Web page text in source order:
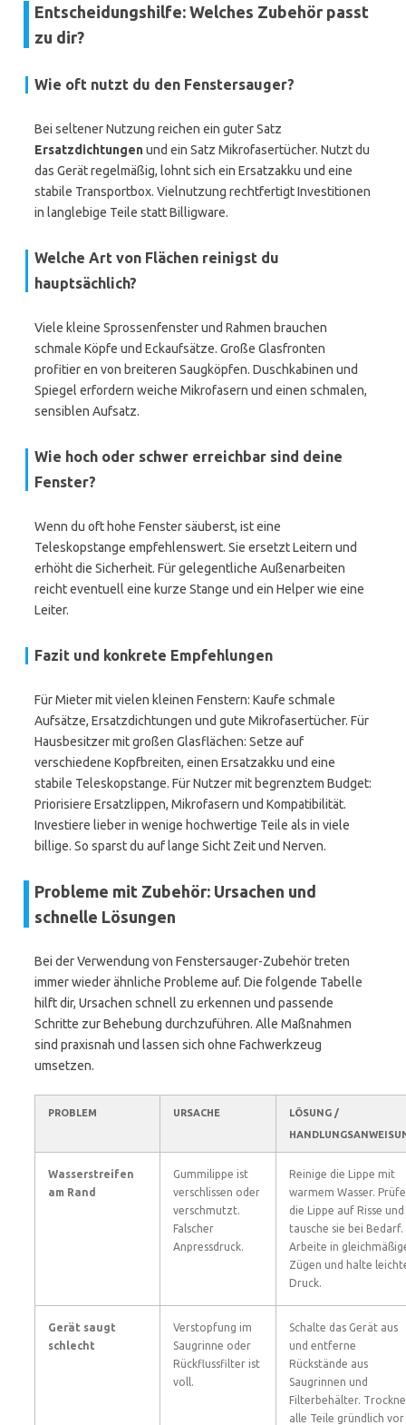
Entscheidungshilfe: Welches Zubehör passt
zu dir?
Wie oft nutzt du den Fenstersauger?
Bei seltener Nutzung reichen ein guter Satz
Ersatzdichtungenund ein Satz Mikrofasertücher. Nutzt du
das Gerät regelmäßig, lohnt sich ein Ersatzakku und eine
stabile Transportbox. Vielnutzung rechtfertigt Investitionen
in langlebige Teile statt Billigware.
Welche Art von Flächen reinigst du
hauptsächlich?
Viele kleine Sprossenfenster und Rahmen brauchen
schmale Köpfe und Eckaufsätze. Große Glasfronten
profitier en von breiteren Saugköpfen. Duschkabinen und
Spiegel erfordern weiche Mikrofasern und einen schmalen,
sensiblen Aufsatz.
Wie hoch oder schwer erreichbar sind deine
Fenster?
Wenn du oft hohe Fenster säuberst, ist eine
Teleskopstange empfehlenswert. Sie ersetzt Leitern und
erhöht die Sicherheit. Für gelegentliche Außenarbeiten
reicht eventuell eine kurze Stange und ein Helper wie eine
Leiter.
Fazit und konkrete Empfehlungen
Für Mieter mit vielen kleinen Fenstern: Kaufe schmale
Aufsätze, Ersatzdichtungen und gute Mikrofasertücher. Für
Hausbesitzer mit großen Glasflächen: Setze auf
verschiedene Kopfbreiten, einen Ersatzakku und eine
stabile Teleskopstange. Für Nutzer mit begrenztem Budget:
Priorisiere Ersatzlippen, Mikrofasern und Kompatibilität.
Investiere lieber in wenige hochwertige Teile als in viele
billige. So sparst du auf lange Sicht Zeit und Nerven.
Probleme mit Zubehör: Ursachen und
schnelle Lösungen
Bei der Verwendung von Fenstersauger-Zubehör treten
immer wieder ähnliche Probleme auf. Die folgende Tabelle
hilft dir, Ursachen schnell zu erkennen und passende
Schritte zur Behebung durchzuführen. Alle Maßnahmen
sind praxisnah und lassen sich ohne Fachwerkzeug
umsetzen.
PROBLEM URSACHE
LÖSUNG /
Wasserstreifen
am Rand
Gummilippe ist
verschlissen oder
verschmutzt.
Falscher
Anpressdruck.
Reinige die Lippe mit
warmem Wasser. Prüfe
die Lippe auf Risse und
tausche sie bei Bedarf.
Arbeite in
Zügen und halte
Druck.
Gerät saugt
schlecht
Verstopfung im
Saugrinne oder
Rückflussfilter ist
voll.
Schalte das Gerät aus
und entferne
Rückstände aus
Saugrinnen und
Filterbehälter. Trockne
alle Teile gründlich vor